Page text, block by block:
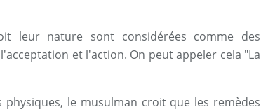
leur nature sont considérées comme des
et l'action. On peut appeler cela "La
physiques, le musulman croit que les remèdes